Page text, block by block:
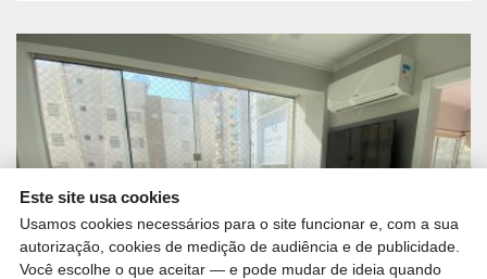
Este site usa cookies
Usamos cookies necessários para o site funcionar e, com a sua
autorização, cookies de medição de audiência e de publicidade.
Você escolhe o que aceitar — e pode mudar de ideia quando